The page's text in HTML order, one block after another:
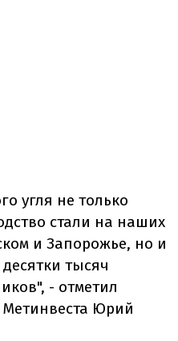
угля не только
стали на наших
и Запорожье, но и
тысяч
- отметил
Юрий